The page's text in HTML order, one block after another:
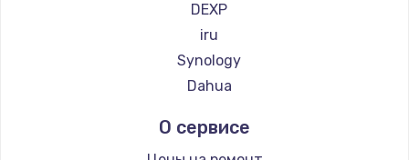
DEXP
iru
Synology
Dahua
О сервисе